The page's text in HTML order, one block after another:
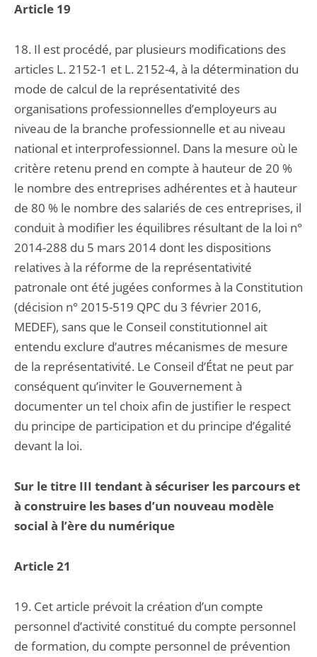
Article 19
18. Il est procédé, par plusieurs modifications des
articles L. 2152-1 et L. 2152-4, à la détermination du
mode de calcul de la représentativité des
organisations professionnelles d’employeurs au
niveau de la branche professionnelle et au niveau
national et interprofessionnel. Dans la mesure où le
critère retenu prend en compte à hauteur de 20 %
le nombre des entreprises adhérentes et à hauteur
de 80 % le nombre des salariés de ces entreprises, il
conduit à modifier les équilibres résultant de la loi n°
2014-288 du 5 mars 2014 dont les dispositions
relatives à la réforme de la représentativité
patronale ont été jugées conformes à la Constitution
(décision n° 2015-519 QPC du 3 février 2016,
MEDEF), sans que le Conseil constitutionnel ait
entendu exclure d’autres mécanismes de mesure
de la représentativité. Le Conseil d’État ne peut par
conséquent qu’inviter le Gouvernement à
documenter un tel choix afin de justifier le respect
du principe de participation et du principe d’égalité
devant la loi.
Sur le titre III tendant à sécuriser les parcours et
à construire les bases d’un nouveau modèle
social à l’ère du numérique
Article 21
19. Cet article prévoit la création d’un compte
personnel d’activité constitué du compte personnel
de formation, du compte personnel de prévention